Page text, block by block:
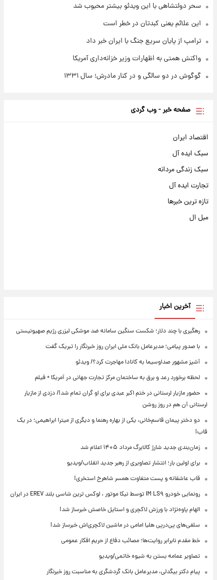
سحر دولتشاهی با این ویدئو بیشتر محبوب شد
این علائم یعنی کبدتان در خطر است
ترامپ از پایان سریع جنگ با ایران خبر داد
واکنش همتی به اظهارات وزیر خزانه‌داری آمریکا
گوگوش در دو سالگی و در کنار مادرش؛ سال ۱۳۳۱
صفحه خبر - وب گردی
اقتصاد ایران
سبک ایده آل
سبک زندگی مردانه
تجارت ایده آل
تازه ترین خبرها
مبل ال
آخرین اخبار
رهگیری با چند دلار؛ شکست سنگین سامانه ضد موشکی لیزری رژیم صهیونیستی
با صدور پیامی؛ مدیرعامل بانک ملی ایران روز خبرنگار را تبریک گفت
آشپز مشهور صداوسیما به کانادا مهاجرت کرد؟/ ویدئو
لحظه برخورد رعد و برق به ساختمان مرکز تجارت جهانی در آمریکا + فیلم
حضور مازیار لرستانی در ختم اکبر عبدی برای او گران تمام شد!/ دزدی از مازیار
لرستانی آن هم در روز روشن
دو دختر پیمان قاسم‌خانی، یکی از بهاره رهنما و دیگری از میترا ابراهیمی؛ در یک
قاب!
زمان‌بندی جدید شارژ کالابرگ مرداد ۱۴۰۵ اعلام شد
برای اولین بار؛ انتشار تصاویری از رهبر جدید انقلاب/ویدیو
قاب عاشقانه و پست متفاوت همسر شاهرخ استخری!
رونمایی خودرو IM LS۹ توسط نیکا موتور ، لوکس ترین شاسی بلند EREV در ایران
الهام پاوه‌نژاد با ورزش لاکچری و استایل خاصش خبرساز شد!
سلفی‌های پی‌درپی هلیا امامی در ماشین لاکچری‌اش خبرساز شد!
خط مقدم نابرابر روایت‌ها؛ مصائب دفاع از حریم افکار عمومی
تصاویر عمامه بستن به شیوه خاتمی/ویدیو
پیام دکتر بیگدلی، مدیرعامل بانک گردشگری به مناسبت روز خبرنگار